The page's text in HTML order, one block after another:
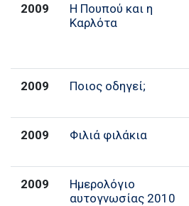
2009
Η Πουπού και η
Καρλότα
2009 Ποιος οδηγεί;
2009 Φιλιά φιλάκια
2009
Ημερολόγιο
αυτογνωσίας 2010